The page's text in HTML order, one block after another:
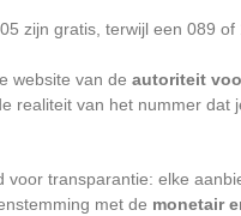
zijn gratis, terwijl een 089 of
website van de autoriteit
realiteit van het nummer dat
voor transparantie: elke
met de monetair